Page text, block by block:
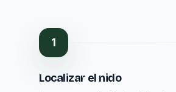
1
Localizar el nido